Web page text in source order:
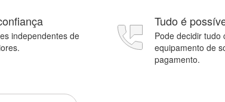
independentes de
Tudo é
Pode decidir tudo
equipamento de
pagamento.